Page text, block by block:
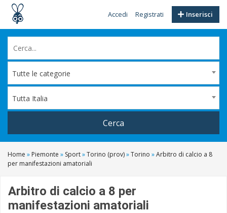
Inserisci
Accedi Registrati
Tutte le categorie
Tutta Italia
Cerca
Home » Piemonte » Sport»Torino (prov)»Torino »Arbitro di calcio a 8
per manifestazioni amatoriali
Arbitro di calcio a 8 per
manifestazioni amatoriali